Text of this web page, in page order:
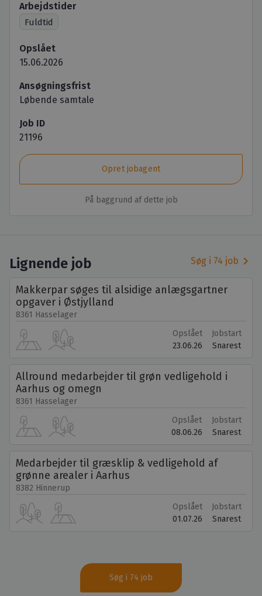
Arbejdstider
Fuldtid
Opslået
15.06.2026
Ansøgningsfrist
Løbende samtale
Job ID
21196
Opret jobagent
På baggrund af dette job
Lignende job Søg i 74 job keyboard_arrow_right
Makkerpar søges til alsidige anlægsgartner
opgaver i Østjylland
8361 Hasselager
Opslået
23.06.26
Jobstart
Snarest
Allround medarbejder til grøn vedligehold i
Aarhus og omegn
8361 Hasselager
Opslået
08.06.26
Jobstart
Snarest
Medarbejder til græsklip & vedligehold af
grønne arealer i Aarhus
8382 Hinnerup
Opslået
01.07.26
Jobstart
Snarest
Søg i 74 job